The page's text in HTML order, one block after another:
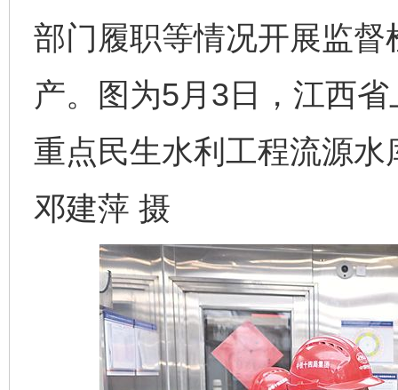
部门履职等情况开展监
产。图为5月3日，江西
重点民生水利工程流源
邓建萍 摄